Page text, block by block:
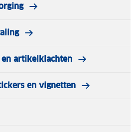
artikelklachten
en vignetten